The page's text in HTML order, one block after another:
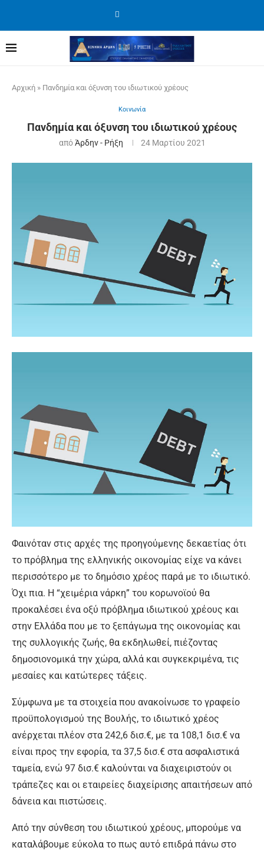
Αρχική » Πανδημία και όξυνση του ιδιωτικού χρέους
Κοινωνία
Πανδημία και όξυνση του ιδιωτικού χρέους
απόΆρδην - Ρήξη 24 Μαρτίου 2021
Φαινόταν στις αρχές της προηγούμενης δεκαετίας ότι
το πρόβλημα της ελληνικής οικονομίας είχε να κάνει
περισσότερο με το δημόσιο χρέος παρά με το ιδιωτικό.
Όχι πια. Η “χειμέρια νάρκη” του κορωνοϊού θα
προκαλέσει ένα οξύ πρόβλημα ιδιωτικού χρέους και
στην Ελλάδα που με το ξεπάγωμα της οικονομίας και
της συλλογικής ζωής, θα εκδηλωθεί, πιέζοντας
δημοσιονομικά την χώρα, αλλά και συγκεκριμένα, τις
μεσαίες και κατώτερες τάξεις.
Σύμφωνα με τα στοιχεία που ανακοίνωσε το γραφείο
προϋπολογισμού της Βουλής, το ιδιωτικό χρέος
ανέρχεται πλέον στα 242,6 δισ.€, με τα 108,1 δισ.€ να
είναι προς την εφορία, τα 37,5 δισ.€ στα ασφαλιστικά
ταμεία, ενώ 97 δισ.€ καλούνται να διαχειριστούν οι
τράπεζες και οι εταιρείες διαχείρισης απαιτήσεων από
δάνεια και πιστώσεις.
Από την σύνθεση του ιδιωτικού χρέους, μπορούμε να
καταλάβουμε εύκολα το πως αυτό επιδρά πάνω στο